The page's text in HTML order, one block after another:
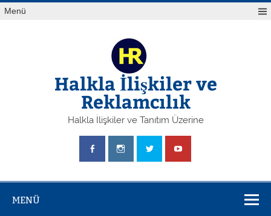
Skip
toMenü
Halkla İlişkiler ve
Reklamcılık
Halkla İlişkiler ve Tanıtım Üzerine
MENÜ
Yazı